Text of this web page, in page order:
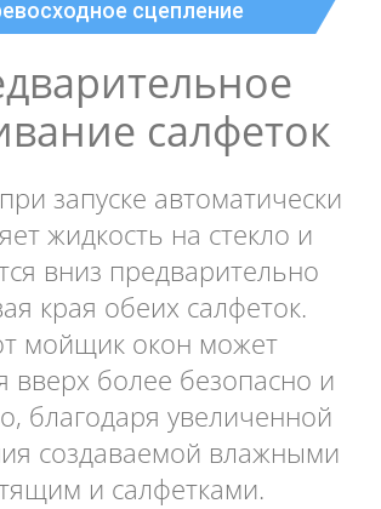
сцепление
салфеток
запуске автоматически
жидкость на стекло и
вниз предварительно
края обеих салфеток.
мойщик окон может
вверх более безопасно и
благодаря увеличенной
создаваемой влажными
и салфетками.